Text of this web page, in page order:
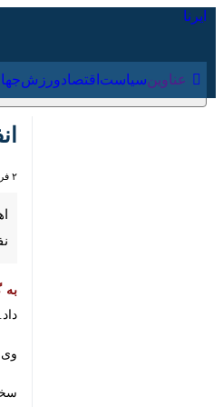
عناوین‌ سیاست اقتصاد